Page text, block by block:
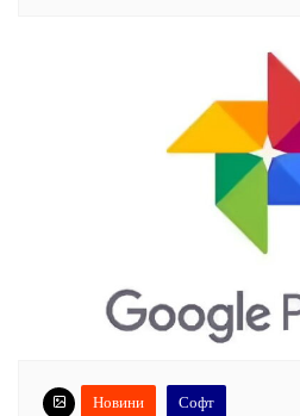
Новини Софт